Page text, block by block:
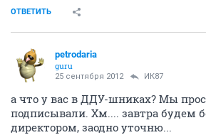
ОТВЕТИТЬ
petrodaria
guru
25 сентября 2012 ИК87
а что у вас в ДДУ-шниках? Мы
подписывали. Хм.... завтра будем
директором, заодно уточню...